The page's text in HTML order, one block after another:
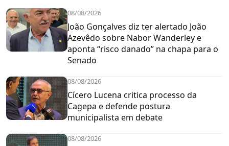
08/08/2026
João Gonçalves diz ter alertado João
Azevêdo sobre Nabor Wanderley e
aponta “risco danado” na chapa para o
Senado
08/08/2026
Cícero Lucena critica processo da
Cagepa e defende postura
municipalista em debate
08/08/2026